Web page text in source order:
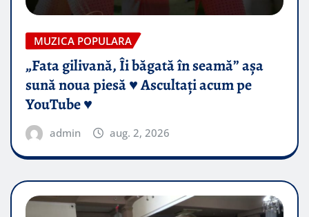
MUZICA POPULARA
„Fata gilivană, Îi băgată în seamă” așa
sună noua piesă ♥️ Ascultați acum pe
YouTube ♥️
admin aug. 2, 2026